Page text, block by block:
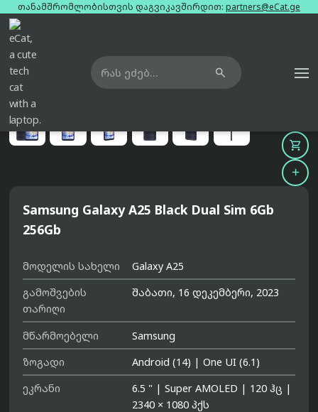
თანამშრომლობისთვის დაგვიკავშირდით: partners@eCat.ge

მთავარი ტელეფონები

Samsung Galaxy A25 Black Dual Sim 6Gb
256Gb
მოდელის სახელი
Galaxy A25
გამოშვების
თარიღი
შაბათი, 16 დეკემბერი, 2023
მწარმოებელი
Samsung
ზოგადი
Android (14) | One UI (6.1)
ეკრანი
6.5 " | Super AMOLED | 120 ჰც |
2340 × 1080 პქს

